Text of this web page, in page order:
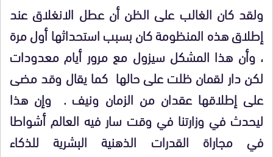
ولقد كان الغالب على الظن أن عطل الانغلاق عند
إطلاق هذه المنظومة كان بسبب استحداثها أول مرة
، وأن هذا المشكل سيزول مع مرور أيام معدودات
لكن دار لقمان ظلت على حالها كما يقال وقد مضى
على إطلاقها عقدان من الزمان ونيف . وإن هذا
ليحدث في وزارتنا في وقت سار فيه العالم أشواطا
في مجاراة القدرات الذهنية البشرية للذكاء